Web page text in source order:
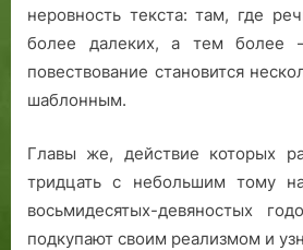
неровность текста: там, где
более далеких, а тем более
повествование становится
шаблонным.
Главы же, действие которых
тридцать с небольшим тому
восьмидесятых-девяностых
подкупают своим реализмом и